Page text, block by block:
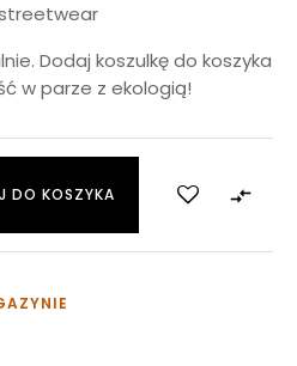
streetwear
Dodaj koszulkę do koszyka
w parze z ekologią!
DO KOSZYKA 